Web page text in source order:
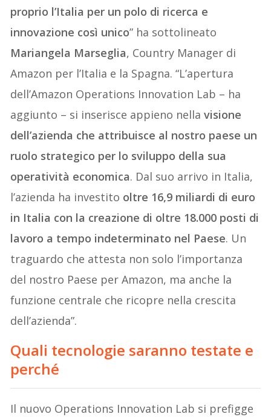
proprio l’Italia per un polo di ricerca e
innovazione così unico” ha sottolineato
Mariangela Marseglia, Country Manager di
Amazon per l’Italia e la Spagna. “L’apertura
dell’Amazon Operations Innovation Lab – ha
aggiunto – si inserisce appieno nellavisione
dell’azienda che attribuisce al nostro paese un
ruolo strategico per lo sviluppo della sua
operatività economica. Dal suo arrivo in Italia,
l’azienda ha investito oltre 16,9 miliardi di euro
in Italia con la creazione di oltre 18.000 posti di
lavoro a tempo indeterminato nel Paese. Un
traguardo che attesta non solo l’importanza
del nostro Paese per Amazon, ma anche la
funzione centrale che ricopre nella crescita
dell’azienda”.
Quali tecnologie saranno testate e
perché
Il nuovo Operations Innovation Lab si prefigge